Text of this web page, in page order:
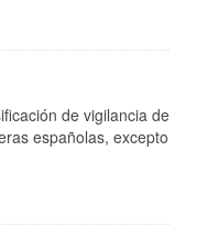
de vigilancia de
españolas, excepto